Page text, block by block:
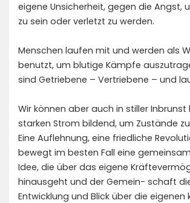
eigene Unsicherheit, gegen die Angst,
zu sein oder verletzt zu werden.
Menschen laufen mit und werden als
benutzt, um blutige Kämpfe
sind Getriebene – Vertriebene – und
Wir können aber auch in stiller Inbrunst
starken Strom bildend, um Zustände
Eine Auflehnung, eine friedliche
bewegt im besten Fall eine
Idee, die über das eigene
hinausgeht und der Gemein- schaft
Entwicklung und Blick über die eigenen